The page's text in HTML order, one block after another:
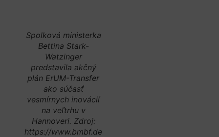
Spolková ministerka
Bettina Stark-
Watzinger
predstavila akčný
plán ErUM-Transfer
ako súčasť
vesmírnych inovácií
na veľtrhu v
Hannoveri. Zdroj:
https://www.bmbf.de